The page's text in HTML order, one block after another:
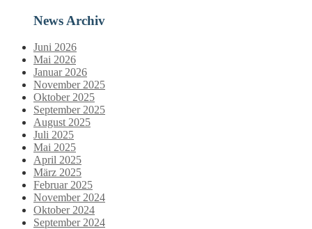
News Archiv
Juni 2026
Mai 2026
Januar 2026
November 2025
Oktober 2025
September 2025
August 2025
Juli 2025
Mai 2025
April 2025
März 2025
Februar 2025
November 2024
Oktober 2024
September 2024